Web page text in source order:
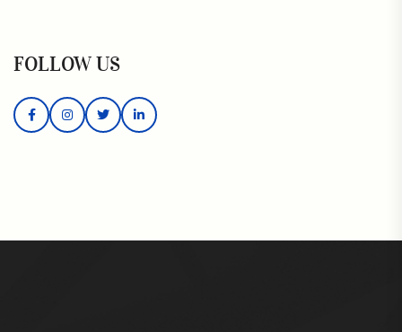
FOLLOW US